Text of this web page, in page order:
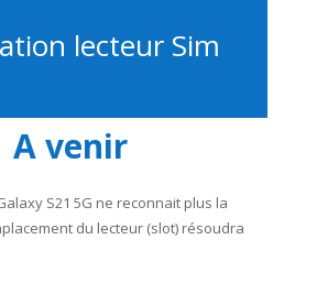
lecteur Sim
A venir
S21 5G ne reconnait plus la
du lecteur (slot) résoudra